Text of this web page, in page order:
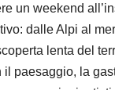
un weekend
dalle Alpi al
lenta del
paesaggio, la